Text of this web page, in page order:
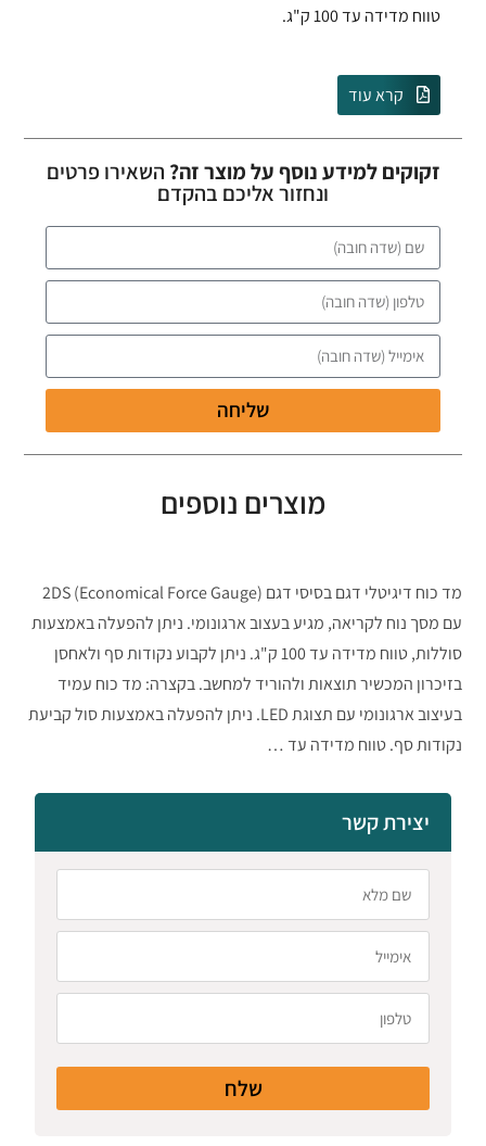
טווח מדידה עד 100 ק"ג.
קרא עוד
זקוקים למידע נוסף על מוצר זה? השאירו פרטים
ונחזור אליכם בהקדם
שליחה
מוצרים נוספים
מד כוח דיגיטלי דגם בסיסי דגם 2DS (Economical Force Gauge)
עם מסך נוח לקריאה, מגיע בעצוב ארגונומי. ניתן להפעלה באמצעות
סוללות, טווח מדידה עד 100 ק"ג. ניתן לקבוע נקודות סף ולאחסן
בזיכרון המכשיר תוצאות ולהוריד למחשב. בקצרה: מד כוח עמיד
בעיצוב ארגונומי עם תצוגת LED. ניתן להפעלה באמצעות סול קביעת
נקודות סף. טווח מדידה עד …
יצירת קשר
שלח